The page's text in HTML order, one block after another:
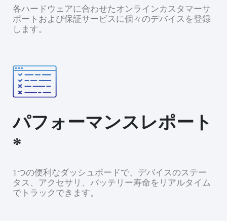
各ハードウェアに合わせたオンラインカスタマーサ
ポートおよび保証サービスに個々のデバイスを登録
します。
パフォーマンスレポート
*
1つの便利なダッシュボードで、デバイスのステー
タス、アクセサリ、バッテリー寿命をリアルタイム
でトラックできます。